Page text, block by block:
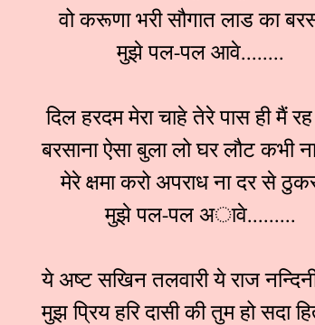
वो करूणा भरी सौगात लाड का
मुझे पल-पल आवे........
दिल हरदम मेरा चाहे तेरे पास ही मैं
बरसाना ऐसा बुला लो घर लौट कभी
मेरे क्षमा करो अपराध ना दर से
मुझे पल-पल अावे.........
ये अष्ट सखिन तलवारी ये राज नन्दिनी
मुझ प्रिय हरि दासी की तुम हो सदा